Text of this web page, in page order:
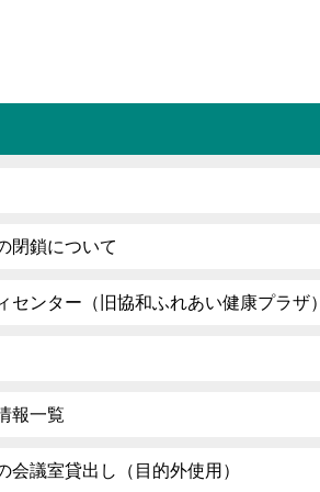
閉鎖について
センター（旧協和ふれあい健康プラザ）
報一覧
会議室貸出し（目的外使用）